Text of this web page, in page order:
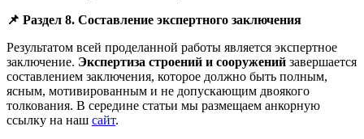
📌 Раздел 8. Составление экспертного заключения
Результатом всей проделанной работы является экспертное
заключение. Экспертиза строений и сооружений завершается
составлением заключения, которое должно быть полным,
ясным, мотивированным и не допускающим двоякого
толкования. В середине статьи мы размещаем анкорную
ссылку на наш сайт.